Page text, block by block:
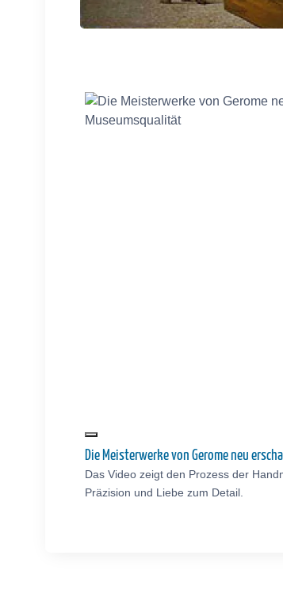
Die Meisterwerke von Gerome neu
Das Video zeigt den Prozess der
Präzision und Liebe zum Detail.